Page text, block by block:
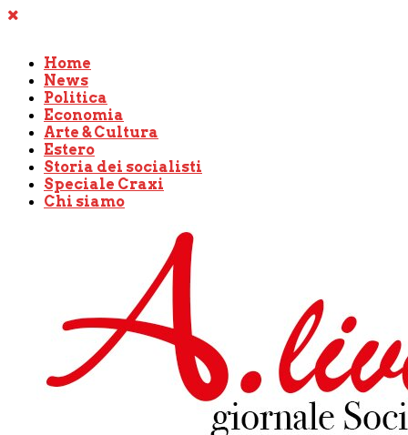
Home
News
Politica
Economia
Arte & Cultura
Estero
Storia dei socialisti
Speciale Craxi
Chi siamo